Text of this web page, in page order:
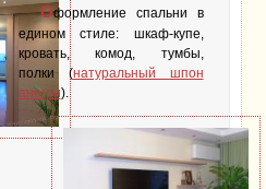
Оформление спальни в
едином стиле: шкаф-купе,
кровать, комод, тумбы,
полки (натуральный шпон
анегри).